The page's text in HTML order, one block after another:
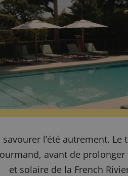
l’été autrement.
avant de prolonger
et solaire de la French